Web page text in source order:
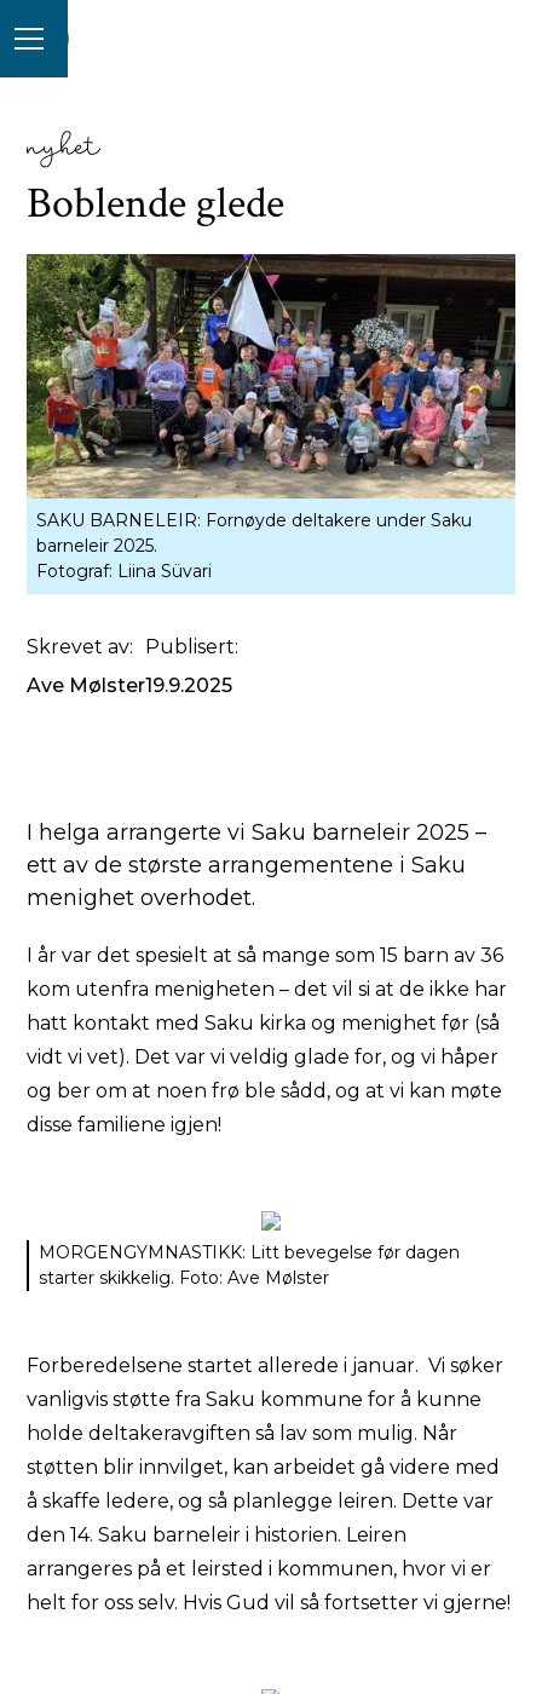
nyhet
Boblende glede
SAKU BARNELEIR: Fornøyde deltakere under Saku
barneleir 2025.
Fotograf: Liina Süvari
Skrevet av:
Ave Mølster
Publisert:
19.9.2025
I helga arrangerte vi Saku barneleir 2025 –
ett av de største arrangementene i Saku
menighet overhodet.
I år var det spesielt at så mange som 15 barn av 36
kom utenfra menigheten – det vil si at de ikke har
hatt kontakt med Saku kirka og menighet før (så
vidt vi vet). Det var vi veldig glade for, og vi håper
og ber om at noen frø ble sådd, og at vi kan møte
disse familiene igjen!
MORGENGYMNASTIKK: Litt bevegelse før dagen
starter skikkelig. Foto: Ave Mølster
Forberedelsene startet allerede i januar. Vi søker
vanligvis støtte fra Saku kommune for å kunne
holde deltakeravgiften så lav som mulig. Når
støtten blir innvilget, kan arbeidet gå videre med
å skaffe ledere, og så planlegge leiren. Dette var
den 14. Saku barneleir i historien. Leiren
arrangeres på et leirsted i kommunen, hvor vi er
helt for oss selv. Hvis Gud vil så fortsetter vi gjerne!